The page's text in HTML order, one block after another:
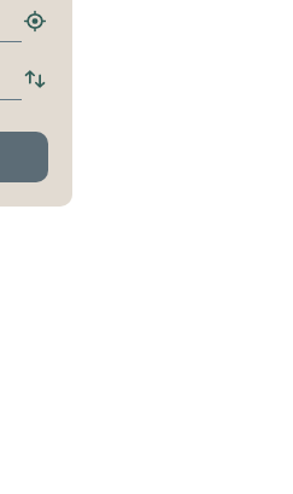
Hitta
hållplats
Byt
och